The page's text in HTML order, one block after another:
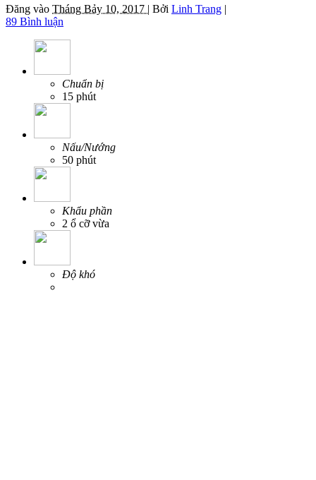
Đăng vào Tháng Bảy 10, 2017 | Bởi Linh Trang |
89 Bình luận
Chuẩn bị
15 phút
Nấu/Nướng
50 phút
Khẩu phần
2 ổ cỡ vừa
Độ khó